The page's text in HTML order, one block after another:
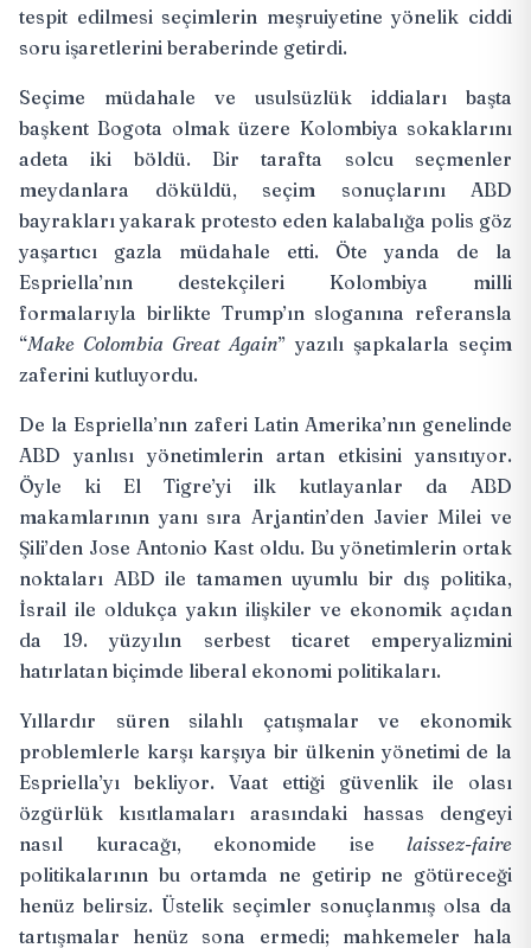
tespit edilmesi seçimlerin meşruiyetine yönelik ciddi
soru işaretlerini beraberinde getirdi.
Seçime müdahale ve usulsüzlük iddiaları başta
başkent Bogota olmak üzere Kolombiya sokaklarını
adeta iki böldü. Bir tarafta solcu seçmenler
meydanlara döküldü, seçim sonuçlarını ABD
bayrakları yakarak protesto eden kalabalığa polis göz
yaşartıcı gazla müdahale etti. Öte yanda de la
Espriella’nın destekçileri Kolombiya milli
formalarıyla birlikte Trump’ın sloganına referansla
“Make Colombia Great Again” yazılı şapkalarla seçim
zaferini kutluyordu.
De la Espriella’nın zaferi Latin Amerika’nın genelinde
ABD yanlısı yönetimlerin artan etkisini yansıtıyor.
Öyle ki El Tigre’yi ilk kutlayanlar da ABD
makamlarının yanı sıra Arjantin’den Javier Milei ve
Şili’den Jose Antonio Kast oldu. Bu yönetimlerin ortak
noktaları ABD ile tamamen uyumlu bir dış politika,
İsrail ile oldukça yakın ilişkiler ve ekonomik açıdan
da 19. yüzyılın serbest ticaret emperyalizmini
hatırlatan biçimde liberal ekonomi politikaları.
Yıllardır süren silahlı çatışmalar ve ekonomik
problemlerle karşı karşıya bir ülkenin yönetimi de la
Espriella’yı bekliyor. Vaat ettiği güvenlik ile olası
özgürlük kısıtlamaları arasındaki hassas dengeyi
nasıl kuracağı, ekonomide ise laissez-faire
politikalarının bu ortamda ne getirip ne götüreceği
henüz belirsiz. Üstelik seçimler sonuçlanmış olsa da
tartışmalar henüz sona ermedi; mahkemeler hala